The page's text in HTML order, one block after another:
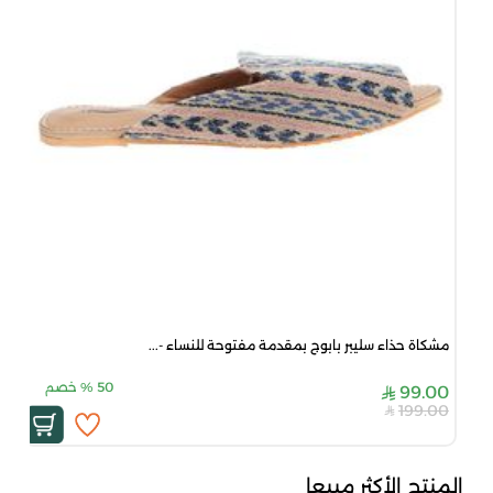
مشكاة حذاء سليبر بابوج بمقدمة مفتوحة للنساء -...
99.00
50
% خصم
199.00
المنتج الأكثر مبيعا